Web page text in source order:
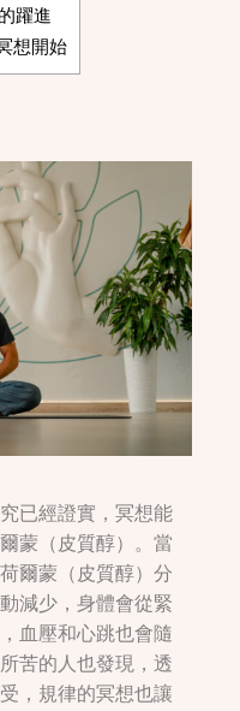
躍進
想開始
已經證實，冥想能
蒙（皮質醇）。當
爾蒙（皮質醇）分
減少，身體會從緊
血壓和心跳也會隨
苦的人也發現，透
，規律的冥想也讓